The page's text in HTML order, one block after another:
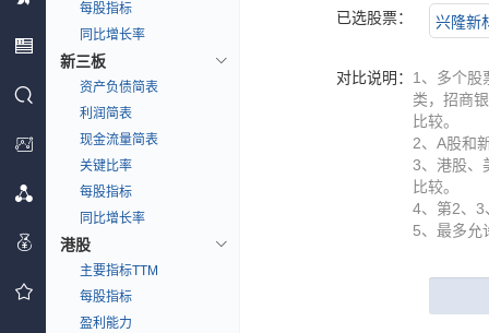
每股指标
同比增长率
新三板
资产负债简表
利润简表
现金流量简表
关键比率
每股指标
同比增长率
港股
主要指标TTM
每股指标
盈利能力
已选股票： 兴隆新
对比说明： 1、多个股
类，招商
比较。
2、A股和
3、港股、
比较。
4、第2、3
5、最多允